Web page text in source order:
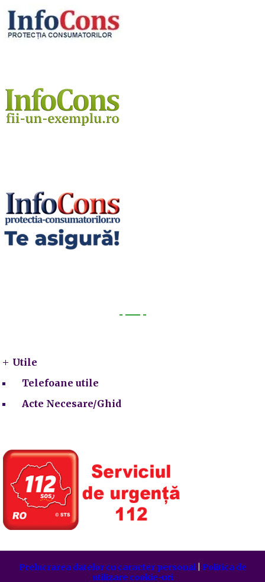
Utile
Telefoane utile
Acte Necesare/Ghid
Prelucrarea datelor cu caracter personal| Politica de
utilizare cookie-uri